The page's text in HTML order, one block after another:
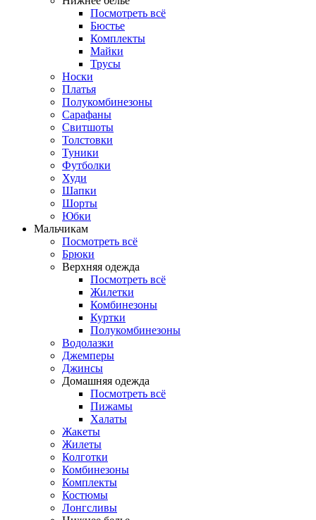
Посмотреть всё
Бюстье
Комплекты
Майки
Трусы
Носки
Платья
Полукомбинезоны
Сарафаны
Свитшоты
Толстовки
Туники
Футболки
Худи
Шапки
Шорты
Юбки
Мальчикам
Посмотреть всё
Брюки
Верхняя одежда
Посмотреть всё
Жилетки
Комбинезоны
Куртки
Полукомбинезоны
Водолазки
Джемперы
Джинсы
Домашняя одежда
Посмотреть всё
Пижамы
Халаты
Жакеты
Жилеты
Колготки
Комбинезоны
Комплекты
Костюмы
Лонгсливы